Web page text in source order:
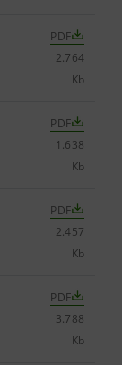
PDF
2.764
Kb
PDF
1.638
Kb
PDF
2.457
Kb
PDF
3.788
Kb